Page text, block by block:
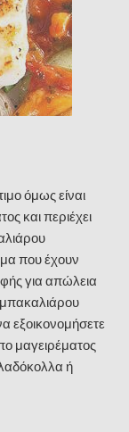
όμως είναι
και περιέχει
που έχουν
για απώλεια
εξοικονομήσετε
μαγειρέματος
ή